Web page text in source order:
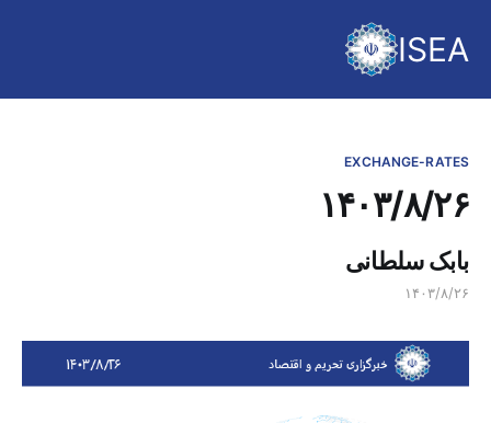
ISEA
EXCHANGE-RATES
۱۴۰۳/۸/۲۶
بابک سلطانی
۱۴۰۳/۸/۲۶